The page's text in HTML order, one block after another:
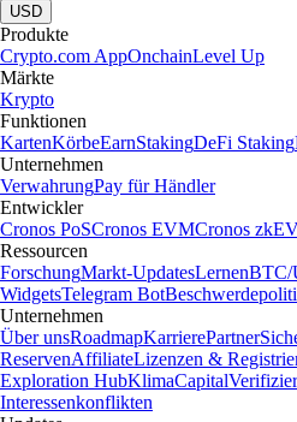
USD
Produkte
Crypto.com AppOnchainLevel Up
Märkte
Krypto
Funktionen
KartenKörbeEarnStakingDeFi Staking
Unternehmen
VerwahrungPay für Händler
Entwickler
Cronos PoSCronos EVMCronos
Ressourcen
ForschungMarkt-UpdatesLernenBTC/
WidgetsTelegram Bot
Unternehmen
Über unsRoadmapKarrierePartner
ReservenAffiliateLizenzen &
Exploration HubKlimaCapital
Interessenkonflikten